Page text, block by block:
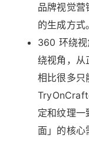
品牌视觉营
的生成方式。
360 环绕视
绕视角，从
相比很多只
定和纹理一
面」的核心